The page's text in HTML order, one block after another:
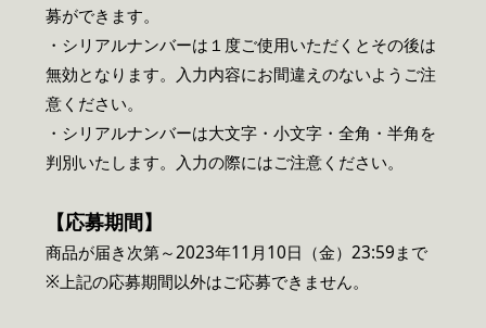
募ができます。
・シリアルナンバーは１度ご使用いただくとその後は
無効となります。入力内容にお間違えのないようご注
意ください。
・シリアルナンバーは大文字・小文字・全角・半角を
判別いたします。入力の際にはご注意ください。
【応募期間】
商品が届き次第～2023年11月10日（金）23:59まで
※上記の応募期間以外はご応募できません。